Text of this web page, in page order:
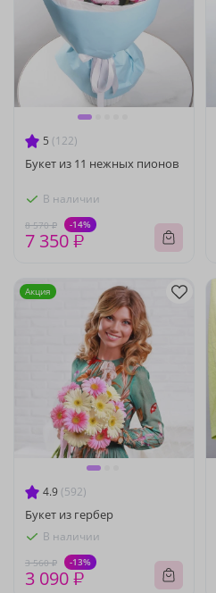
5 (122)
Букет из 11 нежных пионов
В наличии
8 570 ₽ -14%
7 350 ₽
4.9 (592)
Букет из гербер
В наличии
3 560 ₽ -13%
3 090 ₽
Акция